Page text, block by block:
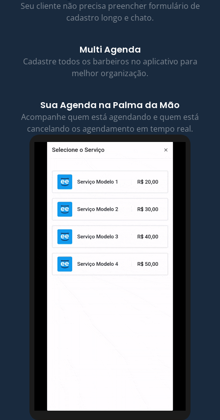
Seu cliente não precisa preencher formulário de
cadastro longo e chato.
Multi Agenda
Cadastre todos os barbeiros no aplicativo para
melhor organização.
Sua Agenda na Palma da Mão
Acompanhe quem está agendando e quem está
cancelando os agendamento em tempo real.